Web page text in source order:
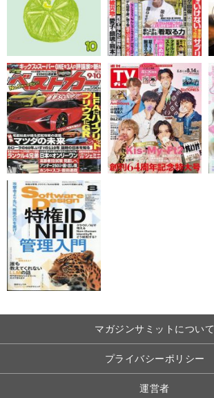
マガジンサミットについて
プライバシーポリシー
運営者